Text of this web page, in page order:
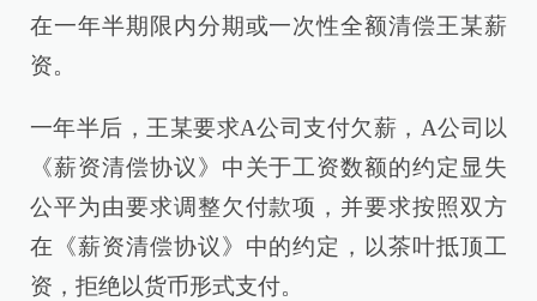
在一年半期限内分期或一次性全额清偿王某薪
资。
一年半后，王某要求A公司支付欠薪，A公司以
《薪资清偿协议》中关于工资数额的约定显失
公平为由要求调整欠付款项，并要求按照双方
在《薪资清偿协议》中的约定，以茶叶抵顶工
资，拒绝以货币形式支付。